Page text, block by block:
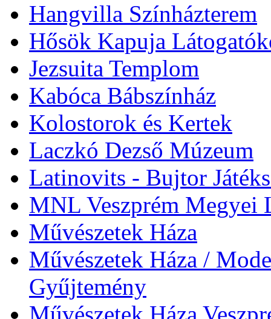
Hangvilla Színházterem
Hősök Kapuja
Jezsuita Templom
Kabóca Bábszínház
Kolostorok és Kertek
Laczkó Dezső Múzeum
Latinovits - Bujtor
MNL Veszprém Megyei
Művészetek Háza
Művészetek Háza /
Gyűjtemény